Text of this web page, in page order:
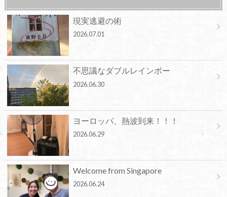
現実逃避の術
2026.07.01
不思議なダブルレインボー
2026.06.30
ヨーロッパ、熱波到来！！！
2026.06.29
Welcome from Singapore
2026.06.24